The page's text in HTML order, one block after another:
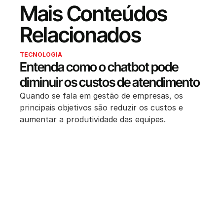
Mais Conteúdos
Relacionados
TECNOLOGIA
Entenda como o chatbot pode
diminuir os custos de atendimento
Quando se fala em gestão de empresas, os
principais objetivos são reduzir os custos e
aumentar a produtividade das equipes.